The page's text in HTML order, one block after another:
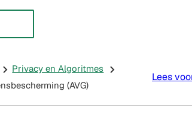
Privacy en Algoritmes
(AVG)
Lees